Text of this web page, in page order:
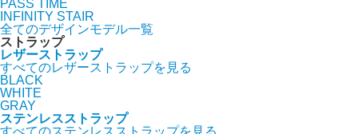
PASS TIME
INFINITY STAIR
全てのデザインモデル一覧
ストラップ
レザーストラップ
すべてのレザーストラップを見る
BLACK
WHITE
GRAY
ステンレスストラップ